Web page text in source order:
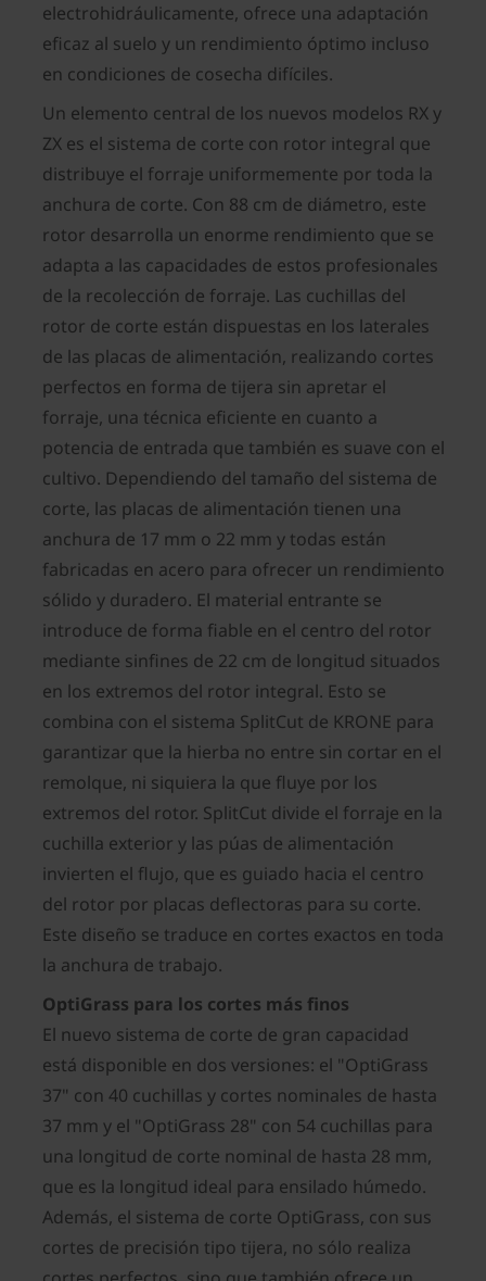
electrohidráulicamente, ofrece una adaptación
eficaz al suelo y un rendimiento óptimo incluso
en condiciones de cosecha difíciles.
Un elemento central de los nuevos modelos RX y
ZX es el sistema de corte con rotor integral que
distribuye el forraje uniformemente por toda la
anchura de corte. Con 88 cm de diámetro, este
rotor desarrolla un enorme rendimiento que se
adapta a las capacidades de estos profesionales
de la recolección de forraje. Las cuchillas del
rotor de corte están dispuestas en los laterales
de las placas de alimentación, realizando cortes
perfectos en forma de tijera sin apretar el
forraje, una técnica eficiente en cuanto a
potencia de entrada que también es suave con el
cultivo. Dependiendo del tamaño del sistema de
corte, las placas de alimentación tienen una
anchura de 17 mm o 22 mm y todas están
fabricadas en acero para ofrecer un rendimiento
sólido y duradero. El material entrante se
introduce de forma fiable en el centro del rotor
mediante sinfines de 22 cm de longitud situados
en los extremos del rotor integral. Esto se
combina con el sistema SplitCut de KRONE para
garantizar que la hierba no entre sin cortar en el
remolque, ni siquiera la que fluye por los
extremos del rotor. SplitCut divide el forraje en la
cuchilla exterior y las púas de alimentación
invierten el flujo, que es guiado hacia el centro
del rotor por placas deflectoras para su corte.
Este diseño se traduce en cortes exactos en toda
la anchura de trabajo.
OptiGrass para los cortes más finos
El nuevo sistema de corte de gran capacidad
está disponible en dos versiones: el "OptiGrass
37" con 40 cuchillas y cortes nominales de hasta
37 mm y el "OptiGrass 28" con 54 cuchillas para
una longitud de corte nominal de hasta 28 mm,
que es la longitud ideal para ensilado húmedo.
Además, el sistema de corte OptiGrass, con sus
cortes de precisión tipo tijera, no sólo realiza